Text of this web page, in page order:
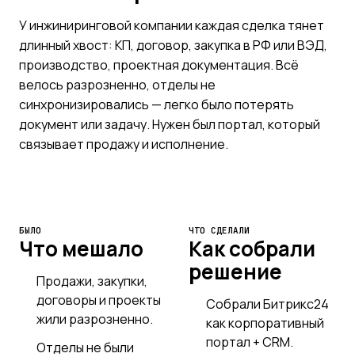
У инжиниринговой компании каждая сделка тянет
длинный хвост: КП, договор, закупка в РФ или ВЭД,
производство, проектная документация. Всё
велось разрозненно, отделы не
синхронизировались — легко было потерять
документ или задачу. Нужен был портал, который
связывает продажу и исполнение.
БЫЛО
Что мешало
Продажи, закупки,
договоры и проекты
жили разрозненно.
Отделы не были
ЧТО СДЕЛАЛИ
Как собрали
решение
Собрали Битрикс24
как корпоративный
портал + CRM.